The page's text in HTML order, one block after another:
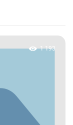
1 193